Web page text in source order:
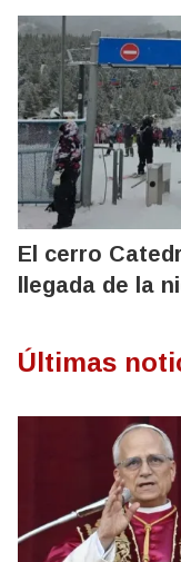
El cerro
llegada de la
Últimas